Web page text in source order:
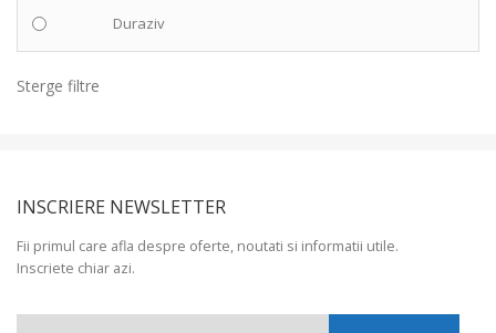
Duraziv
Sterge filtre
INSCRIERE NEWSLETTER
Fii primul care afla despre oferte, noutati si informatii utile.
Inscriete chiar azi.